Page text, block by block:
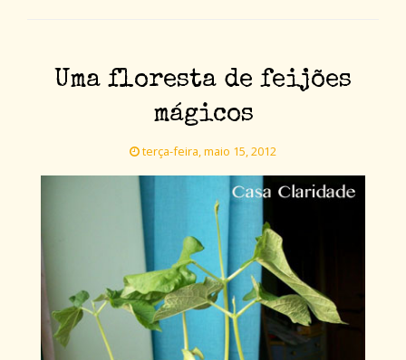
Uma floresta de feijões
mágicos
terça-feira, maio 15, 2012